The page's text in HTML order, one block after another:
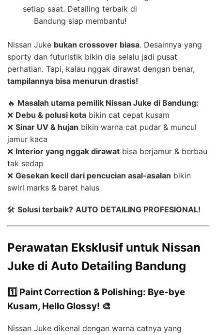
setiap saat. Detailing terbaik di
Bandung siap membantu!
Nissan Juke bukan crossover biasa. Desainnya yang
sporty dan futuristik bikin dia selalu jadi pusat
perhatian. Tapi, kalau nggak dirawat dengan benar,
tampilannya bisa menurun drastis!
🔥 Masalah utama pemilik Nissan Juke di Bandung:
❌ Debu & polusi kota bikin cat cepat kusam
❌ Sinar UV & hujan bikin warna cat pudar & muncul
jamur kaca
❌ Interior yang nggak dirawat bisa berjamur & berbau
tak sedap
❌ Gesekan kecil dari pencucian asal-asalan bikin
swirl marks & baret halus
🛠 Solusi terbaik? AUTO DETAILING PROFESIONAL!
Perawatan Eksklusif untuk Nissan
Juke di Auto Detailing Bandung
1️⃣ Paint Correction & Polishing: Bye-bye
Kusam, Hello Glossy! 🎨
Nissan Juke dikenal dengan warna catnya yang